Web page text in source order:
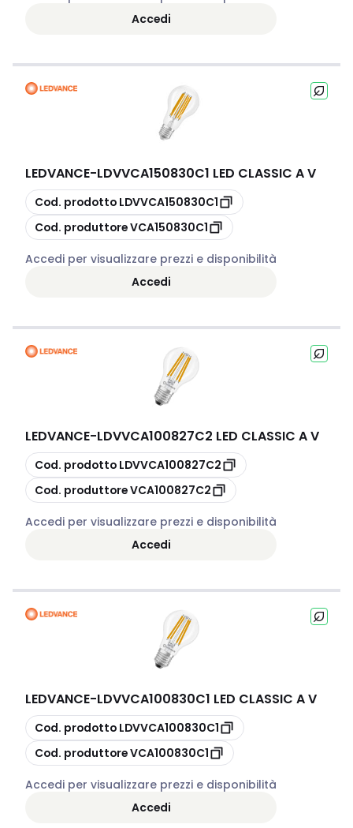
Accedi
LEDVANCE-LDVVCA150830C1 LED CLASSIC A V
copia
Cod. prodotto LDVVCA150830C1
copia
Cod. produttoreVCA150830C1
Accedi per visualizzare prezzi e disponibilità
Accedi
LEDVANCE-LDVVCA100827C2 LED CLASSIC A V
copia
Cod. prodotto LDVVCA100827C2
copia
Cod. produttoreVCA100827C2
Accedi per visualizzare prezzi e disponibilità
Accedi
LEDVANCE-LDVVCA100830C1 LED CLASSIC A V
copia
Cod. prodotto LDVVCA100830C1
copia
Cod. produttoreVCA100830C1
Accedi per visualizzare prezzi e disponibilità
Accedi